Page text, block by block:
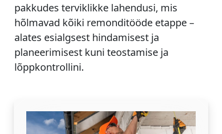
pakkudes terviklikke lahendusi, mis
hõlmavad kõiki remonditööde etappe –
alates esialgsest hindamisest ja
planeerimisest kuni teostamise ja
lõppkontrollini.